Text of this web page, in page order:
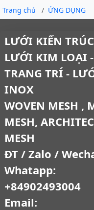
Trang chủ ỨNG DỤNG
LƯỚI KIẾN
LƯỚI KIM LOẠI
TRANG TRÍ -
INOX
WOVEN MESH ,
MESH,
MESH
ĐT / Zalo /
Whatapp:
+84902493004
Email: